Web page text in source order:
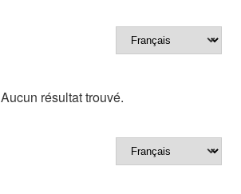
Aucun résultat trouvé.